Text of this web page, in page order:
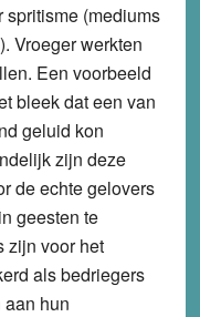
(mediums
Vroeger werkten
Een voorbeeld
bleek dat een van
geluid kon
zijn deze
de echte gelovers
geesten te
zijn voor het
als bedriegers
aan hun